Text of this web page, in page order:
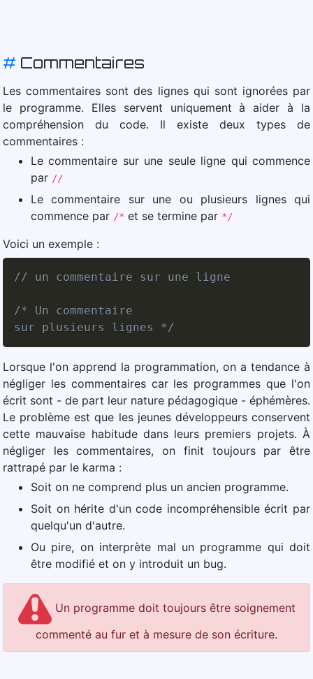
# Commentaires
Les commentaires sont des lignes qui sont ignorées par
le programme. Elles servent uniquement à aider à la
compréhension du code. Il existe deux types de
commentaires :
Le commentaire sur une seule ligne qui commence
par //
Le commentaire sur une ou plusieurs lignes qui
commence par /* et se termine par */
Voici un exemple :
// un commentaire sur une ligne
/* Un commentaire
sur plusieurs lignes */
Lorsque l'on apprend la programmation, on a tendance à
négliger les commentaires car les programmes que l'on
écrit sont - de part leur nature pédagogique - éphémères.
Le problème est que les jeunes développeurs conservent
cette mauvaise habitude dans leurs premiers projets. À
négliger les commentaires, on finit toujours par être
rattrapé par le karma :
Soit on ne comprend plus un ancien programme.
Soit on hérite d'un code incompréhensible écrit par
quelqu'un d'autre.
Ou pire, on interprète mal un programme qui doit
être modifié et on y introduit un bug.
Un programme doit toujours être soignement
commenté au fur et à mesure de son écriture.